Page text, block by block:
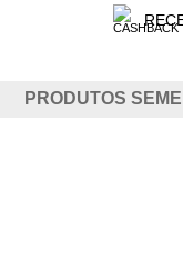
PRODUTOS